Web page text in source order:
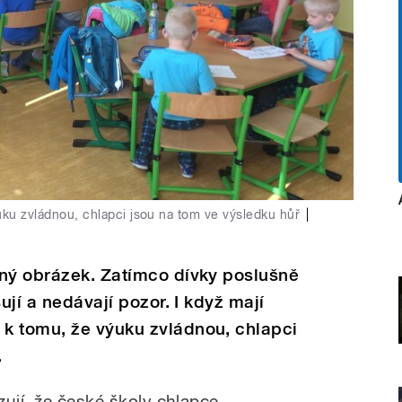
zvládnou, chlapci jsou na tom ve výsledku hůř
obrázek. Zatímco dívky poslušně
a nedávají pozor. I když mají
tomu, že výuku zvládnou, chlapci